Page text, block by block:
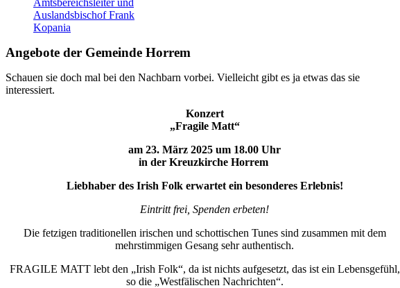
Auslandsbischof Frank
Kopania
Angebote der Gemeinde Horrem
Schauen sie doch mal bei den Nachbarn vorbei. Vielleicht gibt es ja etwas das sie
interessiert.
Konzert
„Fragile Matt“
am 23. März 2025 um 18.00 Uhr
in der Kreuzkirche Horrem
Liebhaber des Irish Folk erwartet ein besonderes Erlebnis!
Eintritt frei, Spenden erbeten!
Die fetzigen traditionellen irischen und schottischen Tunes sind zusammen mit dem
mehrstimmigen Gesang sehr authentisch.
FRAGILE MATT lebt den „Irish Folk“, da ist nichts aufgesetzt, das ist ein Lebensgefühl,
so die „Westfälischen Nachrichten“.